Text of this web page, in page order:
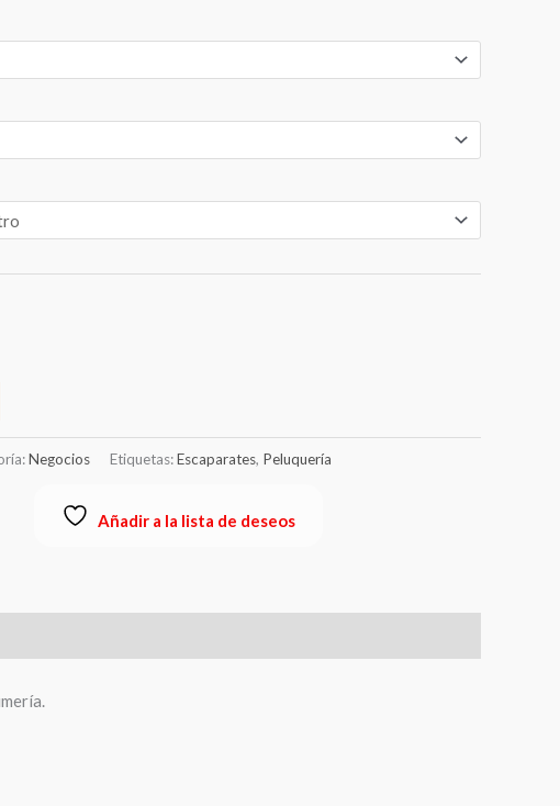
hasta
€91.00
Negocios Etiquetas:Escaparates, Peluquería
Añadir a la lista de deseos